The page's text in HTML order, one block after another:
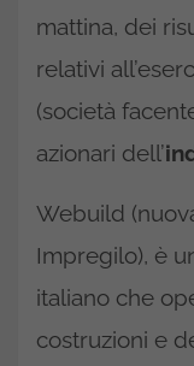
mattina, dei
relativi
(società
azionari dell’
Webuild
Impregilo), è
italiano che
costruzioni e